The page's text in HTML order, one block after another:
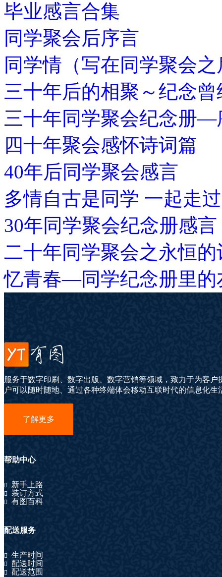
毕业感言合集
同学聚会后序言
同学情（写在同学聚会之
三十年后的相聚～纪念
三十年同学聚会纪念册—
四十年聚会感怀诗词篇
40年后同学聚会感言
多情自古是同学 一起走
30年同学聚会纪念册感言
二十年同学聚会之永恒的
忆青春—同学纪念册里的
服务于数字印刷、数字出版、数字营销等领域，致力于为客
户可以随时随地、通过各种终端体会移动互联时代的信息化生
了解更多
帮助中心
新手上路
装订方式
有图百科
配送服务
生产时间
配送时间
配送范围